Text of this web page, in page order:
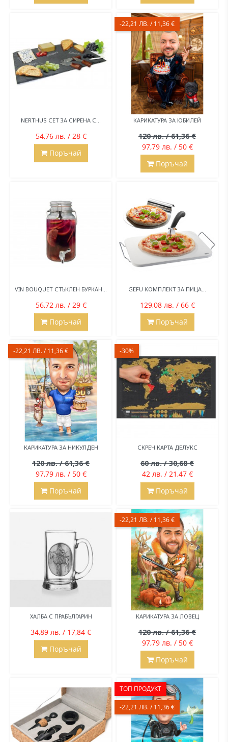
NERTHUS СЕТ ЗА СИРЕНА С...
54,76 лв. / 28 €
Поръчай
КАРИКАТУРА ЗА ЮБИЛЕЙ
120 лв. / 61,36 €
97,79 лв. / 50 €
-22,21 ЛВ. / 11,36 €
Поръчай
VIN BOUQUET СТЪКЛЕН БУРКАН...
56,72 лв. / 29 €
Поръчай
GEFU КОМПЛЕКТ ЗА ПИЦА...
129,08 лв. / 66 €
Поръчай
КАРИКАТУРА ЗА НИКУЛДЕН
120 лв. / 61,36 €
97,79 лв. / 50 €
-22,21 ЛВ. / 11,36 €
Поръчай
СКРЕЧ КАРТА ДЕЛУКС
60 лв. / 30,68 €
42 лв. / 21,47 €
-30%
Поръчай
ХАЛБА С ПРАБЪЛГАРИН
34,89 лв. / 17,84 €
Поръчай
КАРИКАТУРА ЗА ЛОВЕЦ
120 лв. / 61,36 €
97,79 лв. / 50 €
-22,21 ЛВ. / 11,36 €
Поръчай
ТОП ПРОДУКТ
-22,21 ЛВ. / 11,36 €